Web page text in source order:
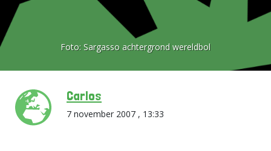
Foto: Sargasso achtergrond wereldbol
Carlos
7 november 2007 , 13:33